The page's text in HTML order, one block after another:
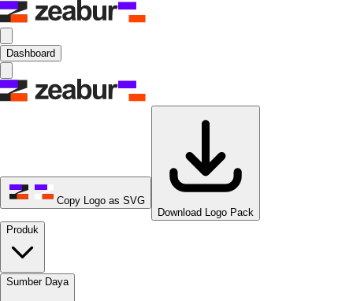
Dashboard
Copy Logo as SVG
Download Logo Pack
Produk
Sumber Daya